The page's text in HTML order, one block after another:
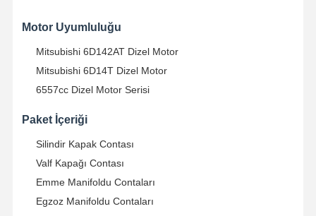
Komatsu ekskavatör motor parçaları
MITSUBISHI Ekskavatör Motor Parçaları
Caterpillar Motor Parçaları
Kubota Motor Parçaları
Cummins motor parçaları
Motor Uyumluluğu
Mitsubishi 6D142AT Dizel Motor
Mitsubishi 6D14T Dizel Motor
6557cc Dizel Motor Serisi
Paket İçeriği
Silindir Kapak Contası
Valf Kapağı Contası
Emme Manifoldu Contaları
Egzoz Manifoldu Contaları